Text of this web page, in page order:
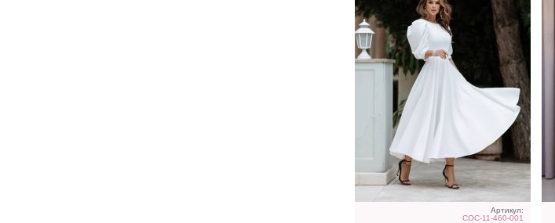
Артикул:
COC-11-460-001
Вечернее нарядное
корсетное платье белого
цвета